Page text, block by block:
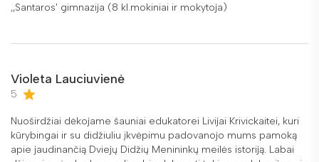
,,Santaros' gimnazija (8 kl.mokiniai ir mokytoja)
Violeta Lauciuvienė
5
Nuoširdžiai dėkojame šauniai edukatorei Livijai Krivickaitei, kuri
kūrybingai ir su didžiuliu įkvėpimu padovanojo mums pamoką
apie jaudinančią Dviejų Didžių Menininkų meilės istoriją. Labai